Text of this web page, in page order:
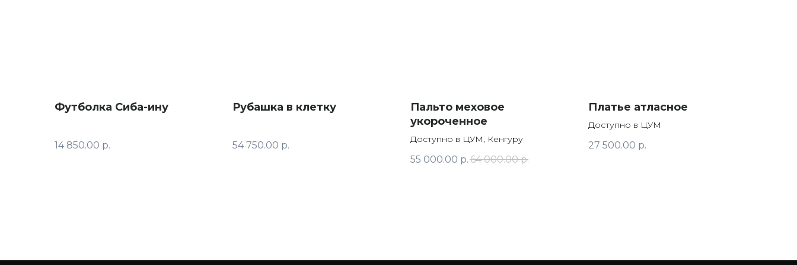
Футболка Сиба-ину
14 850.00 р.
Рубашка в клетку
54 750.00 р.
Пальто меховое
укороченное
Доступно в ЦУМ, Кенгуру
55 000.00 р. 64 000.00 р.
Платье атласное
Доступно в ЦУМ
27 500.00 р.